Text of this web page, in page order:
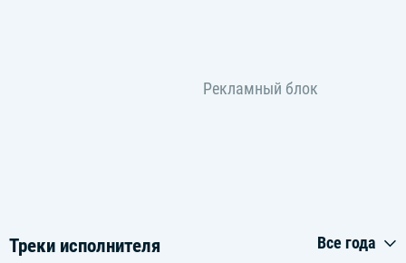
Треки исполнителя Все года